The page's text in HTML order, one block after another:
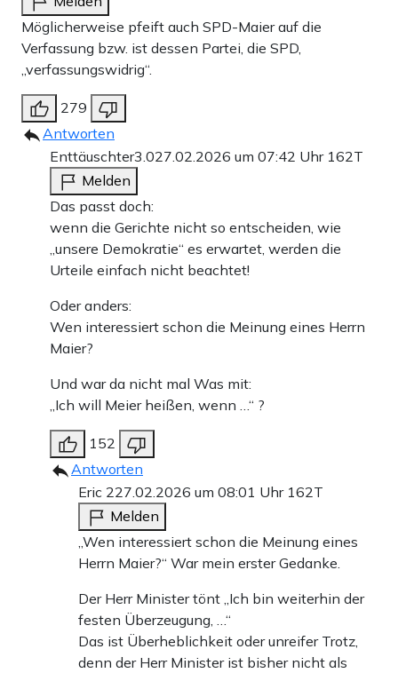
Möglicherweise pfeift auch SPD-Maier auf die
Verfassung bzw. ist dessen Partei, die SPD,
„verfassungswidrig“.
279
Antworten
Enttäuschter3.027.02.2026 um 07:42 Uhr 162T
Melden
Das passt doch:
wenn die Gerichte nicht so entscheiden, wie
„unsere Demokratie“ es erwartet, werden die
Urteile einfach nicht beachtet!
Oder anders:
Wen interessiert schon die Meinung eines Herrn
Maier?
Und war da nicht mal Was mit:
„Ich will Meier heißen, wenn …“ ?
152
Antworten
Eric 227.02.2026 um 08:01 Uhr 162T
Melden
„Wen interessiert schon die Meinung eines
Herrn Maier?“ War mein erster Gedanke.
Der Herr Minister tönt „Ich bin weiterhin der
festen Überzeugung, …“
Das ist Überheblichkeit oder unreifer Trotz,
denn der Herr Minister ist bisher nicht als